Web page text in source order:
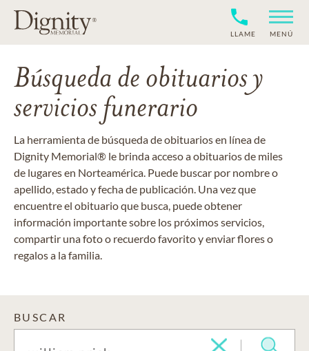
LLAME MENÚ
Búsqueda de obituarios y
servicios funerario
La herramienta de búsqueda de obituarios en línea de
Dignity Memorial® le brinda acceso a obituarios de miles
de lugares en Norteamérica. Puede buscar por nombre o
apellido, estado y fecha de publicación. Una vez que
encuentre el obituario que busca, puede obtener
información importante sobre los próximos servicios,
compartir una foto o recuerdo favorito y enviar flores o
regalos a la familia.
BUSCAR